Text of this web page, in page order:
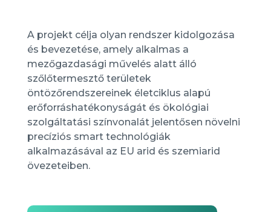
A projekt célja olyan rendszer kidolgozása
és bevezetése, amely alkalmas a
mezőgazdasági művelés alatt álló
szőlőtermesztő területek
öntözőrendszereinek életciklus alapú
erőforráshatékonyságát és ökológiai
szolgáltatási színvonalát jelentősen növelni
precíziós smart technológiák
alkalmazásával az EU arid és szemiarid
övezeteiben.